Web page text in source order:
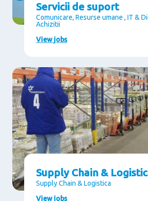
Servicii de suport
Comunicare, Resurse umane , IT &
Achizitii
View jobs
Supply Chain &
Supply Chain & Logistica
View jobs